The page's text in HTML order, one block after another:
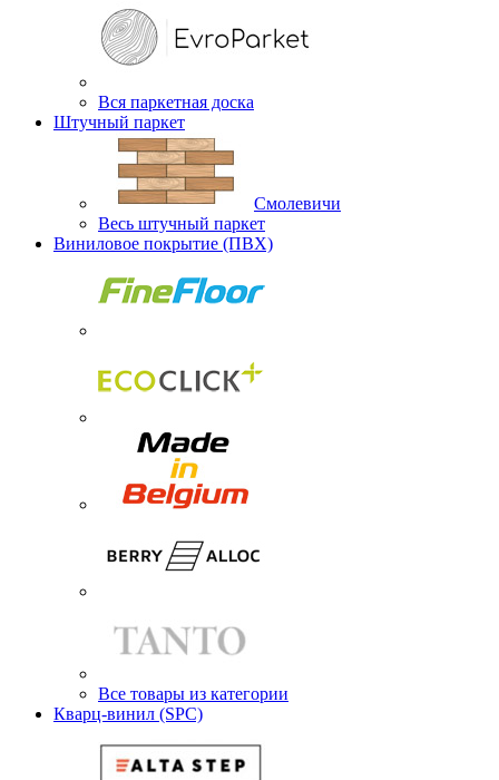
Вся паркетная доска
Штучный паркет
Смолевичи
Весь штучный паркет
Виниловое покрытие (ПВХ)
Все товары из категории
Кварц-винил (SPC)